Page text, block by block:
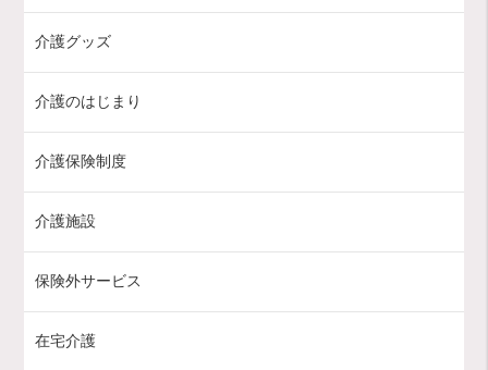
介護グッズ
介護のはじまり
介護保険制度
介護施設
保険外サービス
在宅介護